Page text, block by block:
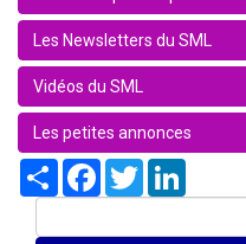
Les Newsletters du SML
Vidéos du SML
Les petites annonces
Share FacebookTwitter